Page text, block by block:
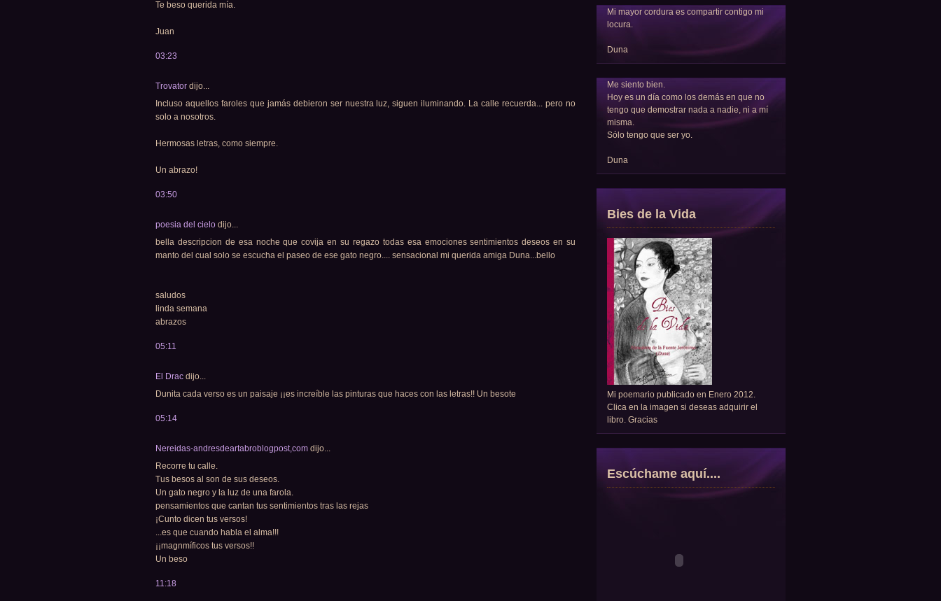
Te beso querida mía.
Juan
03:23
Trovator dijo...
Incluso aquellos faroles que jamás debieron ser nuestra luz, siguen iluminando. La calle recuerda... pero no
solo a nosotros.
Hermosas letras, como siempre.
Un abrazo!
03:50
poesia del cielo dijo...
bella descripcion de esa noche que covija en su regazo todas esa emociones sentimientos deseos en su
manto del cual solo se escucha el paseo de ese gato negro.... sensacional mi querida amiga Duna...bello
saludos
linda semana
abrazos
05:11
El Drac dijo...
Dunita cada verso es un paisaje ¡¡es increíble las pinturas que haces con las letras!! Un besote
05:14
Nereidas-andresdeartabroblogpost,com dijo...
Recorre tu calle.
Tus besos al son de sus deseos.
Un gato negro y la luz de una farola.
pensamientos que cantan tus sentimientos tras las rejas
¡Cunto dicen tus versos!
...es que cuando habla el alma!!!
¡¡magnmíficos tus versos!!
Un beso
11:18
Mi mayor cordura es compartir contigo mi
locura.
Duna
Me siento bien.
Hoy es un día como los demás en que no
tengo que demostrar nada a nadie, ni a mí
misma.
Sólo tengo que ser yo.
Duna
Bies de la Vida
Mi poemario publicado en Enero 2012.
Clica en la imagen si deseas adquirir el
libro. Gracias
Escúchame aquí....